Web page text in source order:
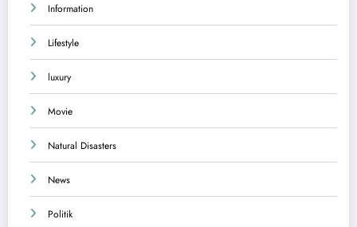
Information
Lifestyle
luxury
Movie
Natural Disasters
News
Politik